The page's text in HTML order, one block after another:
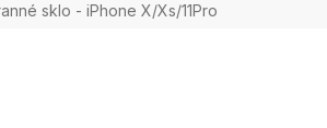
sklo - iPhone X/Xs/11Pro